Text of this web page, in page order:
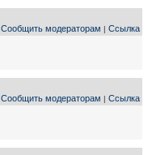
Сообщить модераторам Ссылка
Сообщить модераторам Ссылка